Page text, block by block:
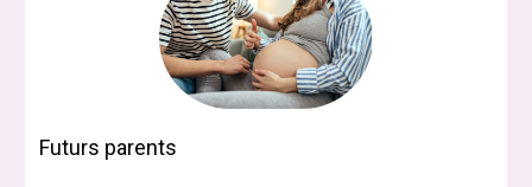
Futurs parents